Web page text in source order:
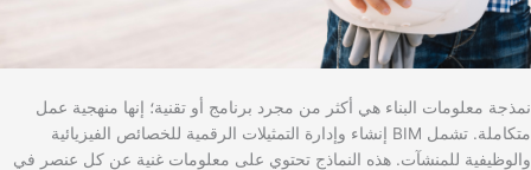
نمذجة معلومات البناء هي أكثر من مجرد برنامج أو تقنية؛ إنها منهجية عمل
متكاملة. تشمل BIM إنشاء وإدارة التمثيلات الرقمية للخصائص الفيزيائية
والوظيفية للمنشآت. هذه النماذج تحتوي على معلومات غنية عن كل عنصر في